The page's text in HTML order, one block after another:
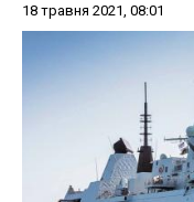
18 травня 2021, 08:01